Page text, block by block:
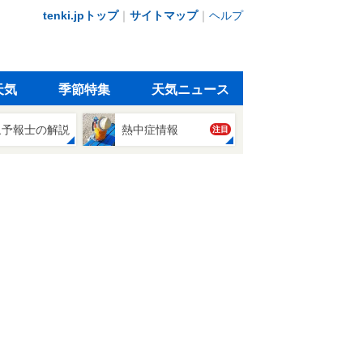
tenki.jpトップ｜ サイトマップ｜ ヘルプ
気 季節特集 天気ニュース
報士の解説 熱中症情報 注目